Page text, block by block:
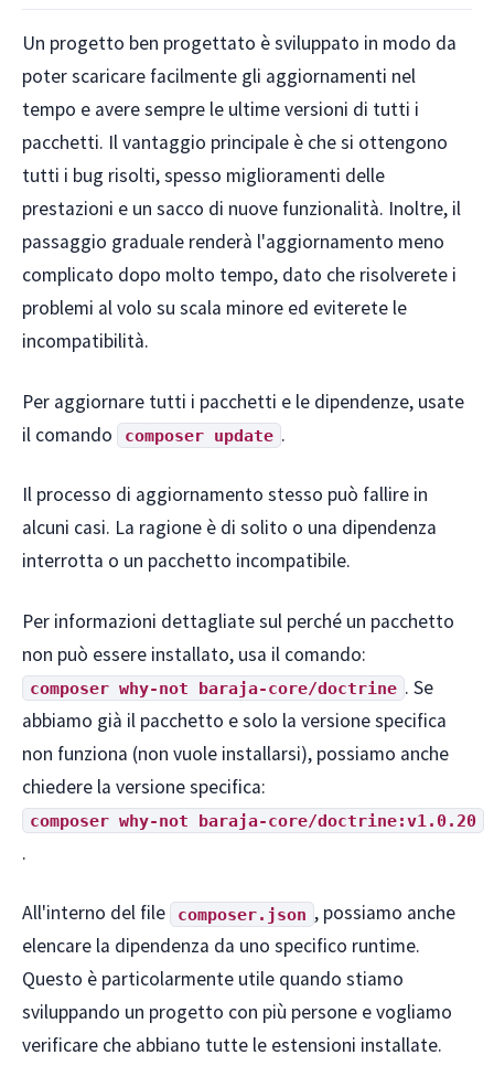
Un progetto ben progettato è sviluppato in modo da
poter scaricare facilmente gli aggiornamenti nel
tempo e avere sempre le ultime versioni di tutti i
pacchetti. Il vantaggio principale è che si ottengono
tutti i bug risolti, spesso miglioramenti delle
prestazioni e un sacco di nuove funzionalità. Inoltre, il
passaggio graduale renderà l'aggiornamento meno
complicato dopo molto tempo, dato che risolverete i
problemi al volo su scala minore ed eviterete le
incompatibilità.
Per aggiornare tutti i pacchetti e le dipendenze, usate
il comando
composer update .
Il processo di aggiornamento stesso può fallire in
alcuni casi. La ragione è di solito o una dipendenza
interrotta o un pacchetto incompatibile.
Per informazioni dettagliate sul perché un pacchetto
non può essere installato, usa il comando:
composer why-not baraja-core/doctrine . Se
abbiamo già il pacchetto e solo la versione specifica
non funziona (non vuole installarsi), possiamo anche
chiedere la versione specifica:
composer why-not baraja-core/doctrine:v1.0.20
.
All'interno del file composer.json , possiamo anche
elencare la dipendenza da uno specifico runtime.
Questo è particolarmente utile quando stiamo
sviluppando un progetto con più persone e vogliamo
verificare che abbiano tutte le estensioni installate.